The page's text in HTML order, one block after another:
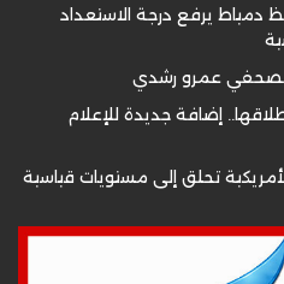
دمياط يرفع درجة الاستعداد
الصحفي عمرو رشدي
إضافة جديدة للإعلام
تحلق إلى مستويات قياسية